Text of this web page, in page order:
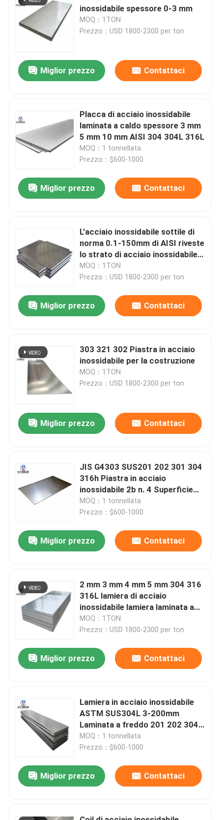
Casa
Circa noi
Giro della fabbrica
Controllo di qualità
Richieda una citazione
Bobina di acciaio al carbonio
Placca di acciaio al carbonio
Coili di acciaio inossidabile
inossidabile spessore 0-3 mm
MOQ：1TON
Prezzo：USD 1800-2300 per ton
Miglior prezzo Contattaci
Placca di acciaio inossidabile
laminata a caldo spessore 3 mm
5 mm 10 mm AISI 304 304L 316L
MOQ：1 tonnellata
Prezzo：$600-1000
Miglior prezzo Contattaci
L'acciaio inossidabile sottile di
norma 0.1-150mm di AISI riveste
lo strato di acciaio inossidabile
di 3mm
MOQ：1TON
Prezzo：USD 1800-2300 per ton
Miglior prezzo Contattaci
303 321 302 Piastra in acciaio
inossidabile per la costruzione
MOQ：1TON
Prezzo：USD 1800-2300 per ton
Miglior prezzo Contattaci
JIS G4303 SUS201 202 301 304
316h Piastra in acciaio
inossidabile 2b n. 4 Superficie
dello specchio 2507 321 316ti
lamiera in acciaio inossidabile
MOQ：1 tonnellata
Prezzo：$600-1000
Miglior prezzo Contattaci
2 mm 3 mm 4 mm 5 mm 304 316
316L lamiera di acciaio
inossidabile lamiera laminata a
freddo
MOQ：1TON
Prezzo：USD 1800-2300 per ton
Miglior prezzo Contattaci
Lamiera in acciaio inossidabile
ASTM SUS304L 3-200mm
Laminata a freddo 201 202 304
303 Pannello decorativo in
acciaio inossidabile
MOQ：1 tonnellata
Prezzo：$600-1000
Miglior prezzo Contattaci